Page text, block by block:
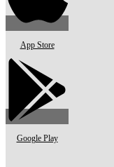
App Store
Google Play